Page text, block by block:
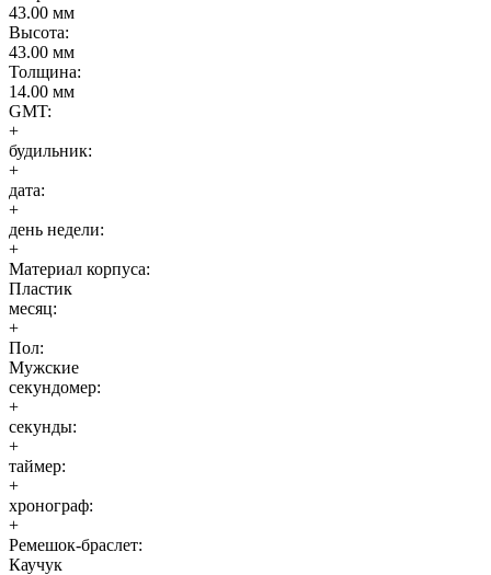
43.00 мм
Высота:
43.00 мм
Толщина:
14.00 мм
GMT:
+
будильник:
+
дата:
+
день недели:
+
Материал корпуса:
Пластик
месяц:
+
Пол:
Мужские
секундомер:
+
секунды:
+
таймер:
+
хронограф:
+
Ремешок-браслет:
Каучук